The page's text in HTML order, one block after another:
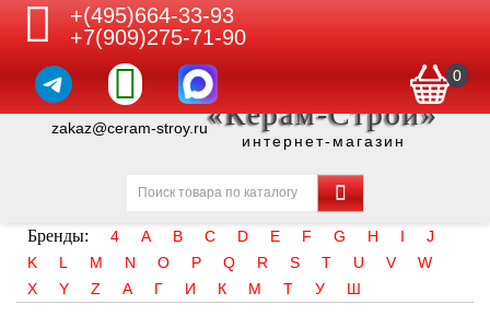
+(495)664-33-93
+7(909)275-71-90
0
zakaz@ceram-stroy.ru«Керам-Строй»
интернет-магазин
Бренды: 4 A B C D E F G H I
J
K
L M N O P Q R S T U V
W
X
Y Z А Г И К М Т У Ш